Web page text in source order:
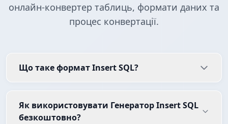
онлайн-конвертер таблиць, формати даних та
процес конвертації.
Що таке формат Insert SQL?
Як використовувати Генератор Insert SQL
безкоштовно?